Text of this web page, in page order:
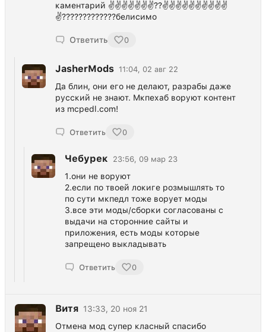
каментарий ✌✌✌✌✌✌✌??✌✌✌✌✌✌✌✌✌✌
✌?????????????белисимо
Ответить 0
JasherMods 11:04, 02 авг 22
Да блин, они его не делают, разрабы даже
русский не знают. Мкпехаб воруют контент
из mcpedl.com!
Ответить 0
Чебурек 23:56, 09 мар 23
1.они не воруют
2.если по твоей локиге розмышлять то
по сути мкпедл тоже ворует моды
3.все эти моды/сборки согласованы с
выдачи на сторонние сайты и
приложения, есть моды которые
запрещено выкладывать
Ответить 0
Витя 13:33, 20 ноя 21
Отмена мод супер класный спасибо